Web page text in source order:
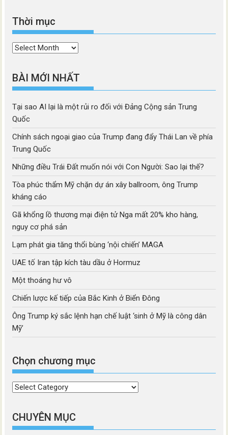
Thời mục
Thời
BÀI MỚI NHẤT
Tại sao AI lại là một rủi ro đối với Đảng Cộng sản Trung
Quốc
Chính sách ngoại giao của Trump đang đẩy Thái Lan về phía
Trung Quốc
Những điều Trái Đất muốn nói với Con Người: Sao lại thế?
Tòa phúc thẩm Mỹ chặn dự án xây ballroom, ông Trump
kháng cáo
Gã khổng lồ thương mại điện tử Nga mất 20% kho hàng,
nguy cơ phá sản
Lạm phát gia tăng thổi bùng ‘nội chiến’ MAGA
UAE tố Iran tập kích tàu dầu ở Hormuz
Một thoáng hư vô
Chiến lược kế tiếp của Bắc Kinh ở Biển Đông
Ông Trump ký sắc lệnh hạn chế luật ‘sinh ở Mỹ là công dân
Mỹ’
Chọn chương mục
Chọn
mục
CHUYÊN MỤC